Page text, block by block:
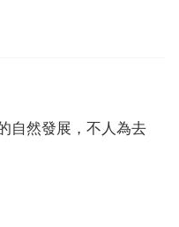
自然發展，不人為去